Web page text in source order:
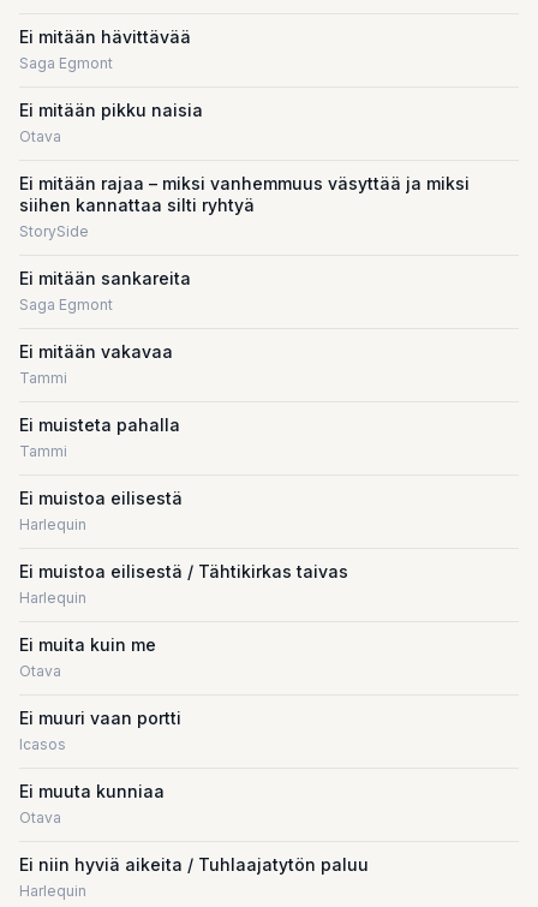
Ei mitään hävittävää
Saga Egmont
Ei mitään pikku naisia
Otava
Ei mitään rajaa – miksi vanhemmuus väsyttää ja miksi
siihen kannattaa silti ryhtyä
StorySide
Ei mitään sankareita
Saga Egmont
Ei mitään vakavaa
Tammi
Ei muisteta pahalla
Tammi
Ei muistoa eilisestä
Harlequin
Ei muistoa eilisestä / Tähtikirkas taivas
Harlequin
Ei muita kuin me
Otava
Ei muuri vaan portti
Icasos
Ei muuta kunniaa
Otava
Ei niin hyviä aikeita / Tuhlaajatytön paluu
Harlequin